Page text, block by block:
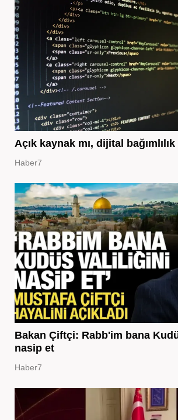
Açık kaynak mı, dijital bağımlılık
Haber7
Bakan Çiftçi: Rabb'im bana
nasip et
Haber7